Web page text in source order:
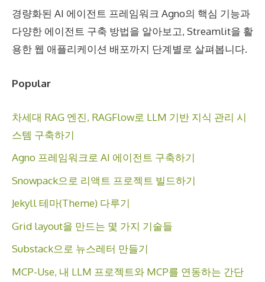
경량화된 AI 에이전트 프레임워크 Agno의 핵심 기능과
다양한 에이전트 구축 방법을 알아보고, Streamlit을 활
용한 웹 애플리케이션 배포까지 단계별로 살펴봅니다.
Popular
차세대 RAG 엔진, RAGFlow로 LLM 기반 지식 관리 시
스템 구축하기
Agno 프레임워크로 AI 에이전트 구축하기
Snowpack으로 리액트 프로젝트 빌드하기
Jekyll 테마(Theme) 다루기
Grid layout을 만드는 몇 가지 기술들
Substack으로 뉴스레터 만들기
MCP-Use, 내 LLM 프로젝트와 MCP를 연동하는 간단